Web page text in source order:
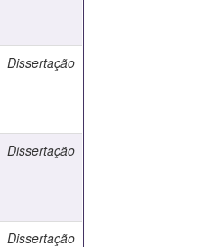
Dissertação
Dissertação
Dissertação